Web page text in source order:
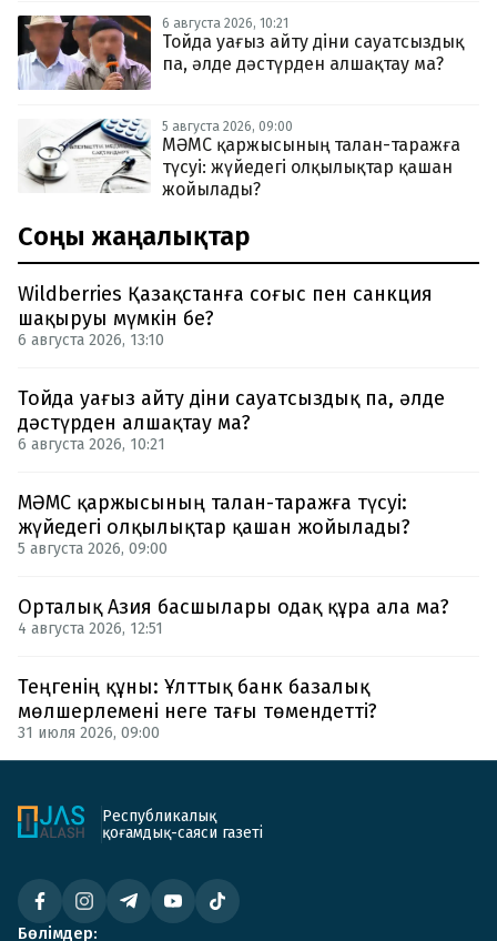
6 августа 2026, 10:21
Тойда уағыз айту діни сауатсыздық
па, әлде дәстүрден алшақтау ма?
5 августа 2026, 09:00
МӘМС қаржысының талан-таражға
түсуі: жүйедегі олқылықтар қашан
жойылады?
Соңғы жаңалықтар
Wildberries Қазақстанға соғыс пен санкция
шақыруы мүмкін бе?
6 августа 2026, 13:10
Тойда уағыз айту діни сауатсыздық па, әлде
дәстүрден алшақтау ма?
6 августа 2026, 10:21
МӘМС қаржысының талан-таражға түсуі:
жүйедегі олқылықтар қашан жойылады?
5 августа 2026, 09:00
Орталық Азия басшылары одақ құра ала ма?
4 августа 2026, 12:51
Теңгенің құны: Ұлттық банк базалық
мөлшерлемені неге тағы төмендетті?
31 июля 2026, 09:00
Республикалық
қоғамдық-саяси газеті
Бөлімдер: